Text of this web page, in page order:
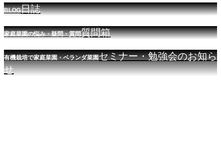
BLOG日誌
家庭菜園の悩み・疑問・質問質問箱
有機栽培で家庭菜園・ベランダ菜園セミナー・勉強会のお知ら
せ